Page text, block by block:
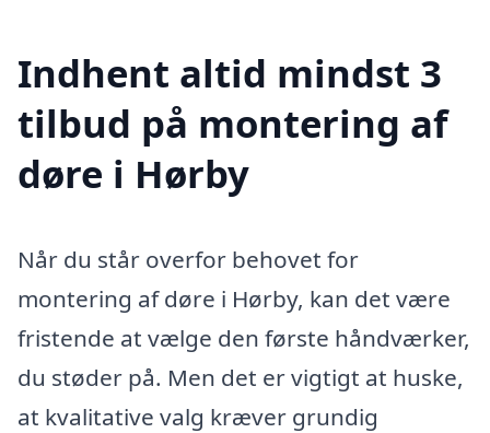
Indhent altid mindst 3
tilbud på montering af
døre i Hørby
Når du står overfor behovet for
montering af døre i Hørby, kan det være
fristende at vælge den første håndværker,
du støder på. Men det er vigtigt at huske,
at kvalitative valg kræver grundig